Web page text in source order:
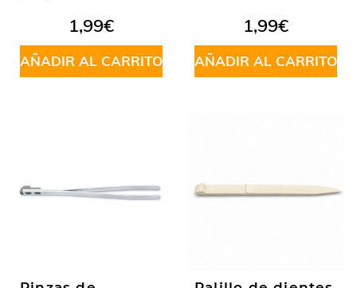
1,99€
AÑADIR AL CARRITO
1,99€
AÑADIR AL CARRITO